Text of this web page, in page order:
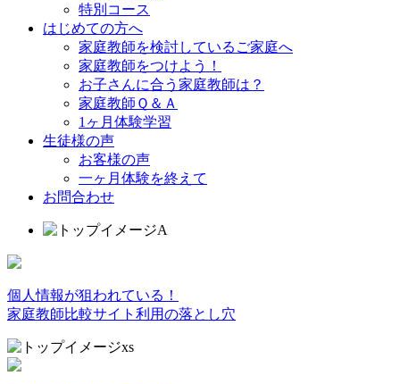
特別コース
はじめての方へ
家庭教師を検討しているご家庭へ
家庭教師をつけよう！
お子さんに合う家庭教師は？
家庭教師Ｑ＆Ａ
1ヶ月体験学習
生徒様の声
お客様の声
一ヶ月体験を終えて
お問合わせ
個人情報が狙われている！
家庭教師比較サイト利用の落とし穴